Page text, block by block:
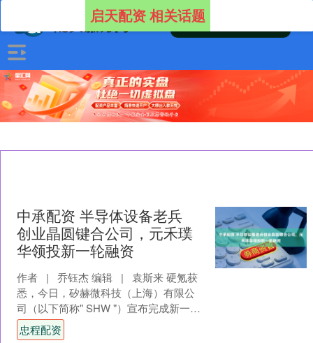
启天配资 相关话题
中承配资 半导体设备老兵
创业晶圆键合公司，元禾璞
华领投新一轮融资
作者 | 乔钰杰 编辑 | 袁斯来 硬氪获
悉，今日，矽赫微科技（上海）有限公
司（以下简称" SHW "）宣布完成新一轮
融资，由元禾璞华领投，合肥....
忠程配资